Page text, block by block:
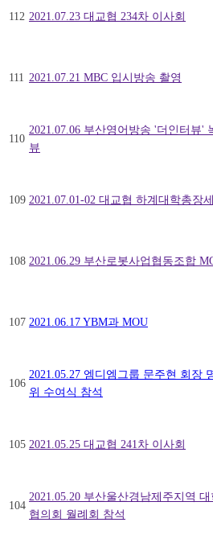
112 2021.07.23 대교협 234차 이사회
111 2021.07.21 MBC 입시방송 촬영
110
2021.07.06 부산영어방송 '더인터뷰'
뷰
109 2021.07.01-02 대교협 하계대학총장
108 2021.06.29 부산로봇사업협동조합
107 2021.06.17 YBM과 MOU
106
2021.05.27 엠디엠그룹 문주현 회장
위 수여식 참석
105 2021.05.25 대교협 241차 이사회
104
2021.05.20 부산울산경남제주지역
협의회 월례회 참석